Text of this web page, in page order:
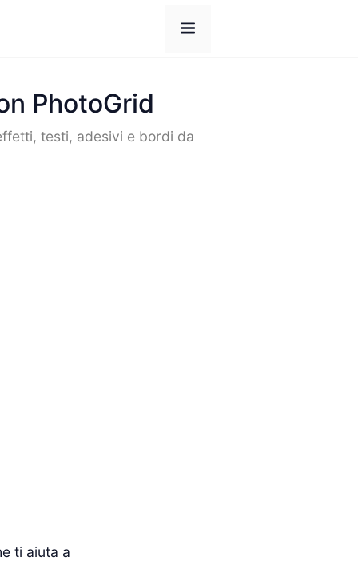
Menù
PhotoGrid
testi, adesivi e bordi da
ti aiuta a